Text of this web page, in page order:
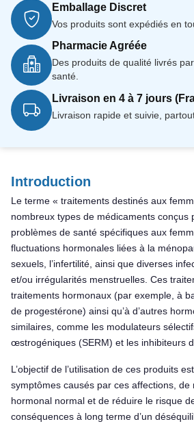
Emballage Discret
Vos produits sont expédiés en
Pharmacie Agréée
Des produits de qualité livrés
santé.
Livraison en 4 à 7 jours
Livraison rapide et suivie,
Introduction
Le terme « traitements destinés aux
nombreux types de médicaments conçus
problèmes de santé spécifiques aux
fluctuations hormonales liées à la
sexuels, l’infertilité, ainsi que diverses
et/ou irrégularités menstruelles. Ces
traitements hormonaux (par exemple, à
de progestérone) ainsi qu’à d’autres
similaires, comme les modulateurs
œstrogéniques (SERM) et les inhibiteurs
L’objectif de l’utilisation de ces produits
symptômes causés par ces affections, de
hormonal normal et de réduire le risque
conséquences à long terme d’un